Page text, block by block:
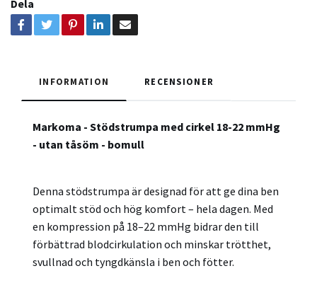
Dela
INFORMATION RECENSIONER
Markoma - Stödstrumpa med cirkel 18-22 mmHg
- utan tåsöm - bomull
Denna stödstrumpa är designad för att ge dina ben
optimalt stöd och hög komfort – hela dagen. Med
en kompression på 18–22 mmHg bidrar den till
förbättrad blodcirkulation och minskar trötthet,
svullnad och tyngdkänsla i ben och fötter.